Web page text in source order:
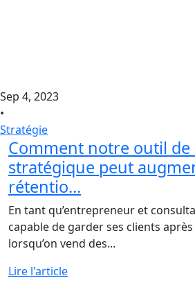
Sep 4, 2023
•
Stratégie
Comment notre outil de
stratégique peut
rétentio...
En tant qu’entrepreneur et
capable de garder ses clients
lorsqu’on vend des...
Lire l'article